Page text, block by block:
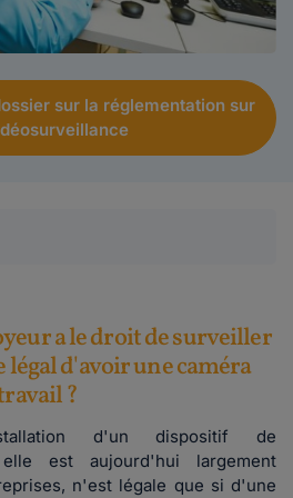
sur la réglementation sur
a le droit de surveiller
légal d'avoir une caméra
?
d'un dispositif de
est aujourd'hui largement
n'est légale que si d'une